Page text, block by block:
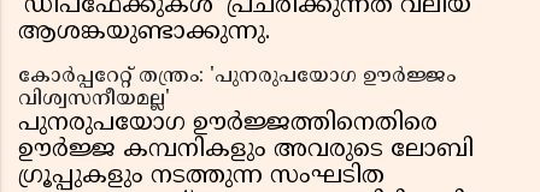
'ഡീപ്ഫേക്കുകൾ' പ്രചരിക്കുന്നത് വലിയ
ആശങ്കയുണ്ടാക്കുന്നു.
കോർപ്പറേറ്റ് തന്ത്രം: 'പുനരുപയോഗ ഊർജ്ജം
വിശ്വസനീയമല്ല'
പുനരുപയോഗ ഊർജ്ജത്തിനെതിരെ
ഊർജ്ജ കമ്പനികളും അവരുടെ ലോബി
ഗ്രൂപ്പുകളും നടത്തുന്ന സംഘടിത